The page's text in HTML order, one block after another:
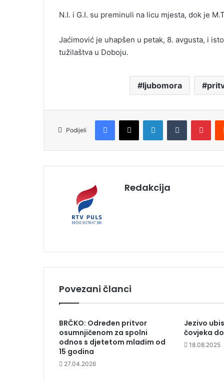
N.I. i G.I. su preminuli na licu mjesta, dok je
Jaćimović je uhapšen u petak, 8. avgusta, i
tužilaštva u Doboju.
ljubomora
Podijeli
Redakcija
Povezani članci
BRČKO: Određen pritvor
osumnjičenom za spolni
odnos s djetetom mlađim od
15 godina
27.04.2026
Jezivo
čovjeka
18.08.2025